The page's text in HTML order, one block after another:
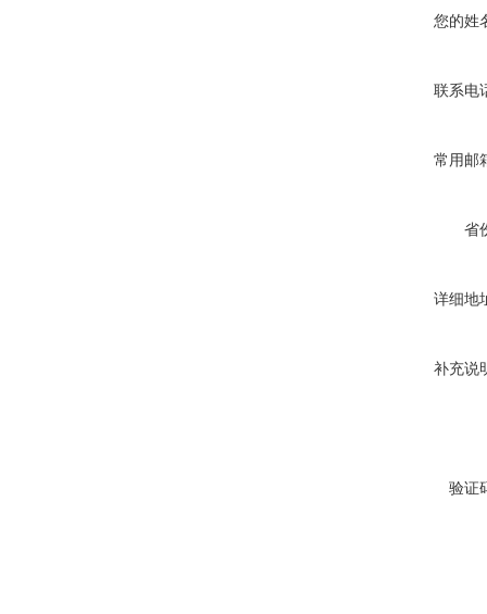
您的姓
联系电
常用邮
省
详细地
补充说
验证